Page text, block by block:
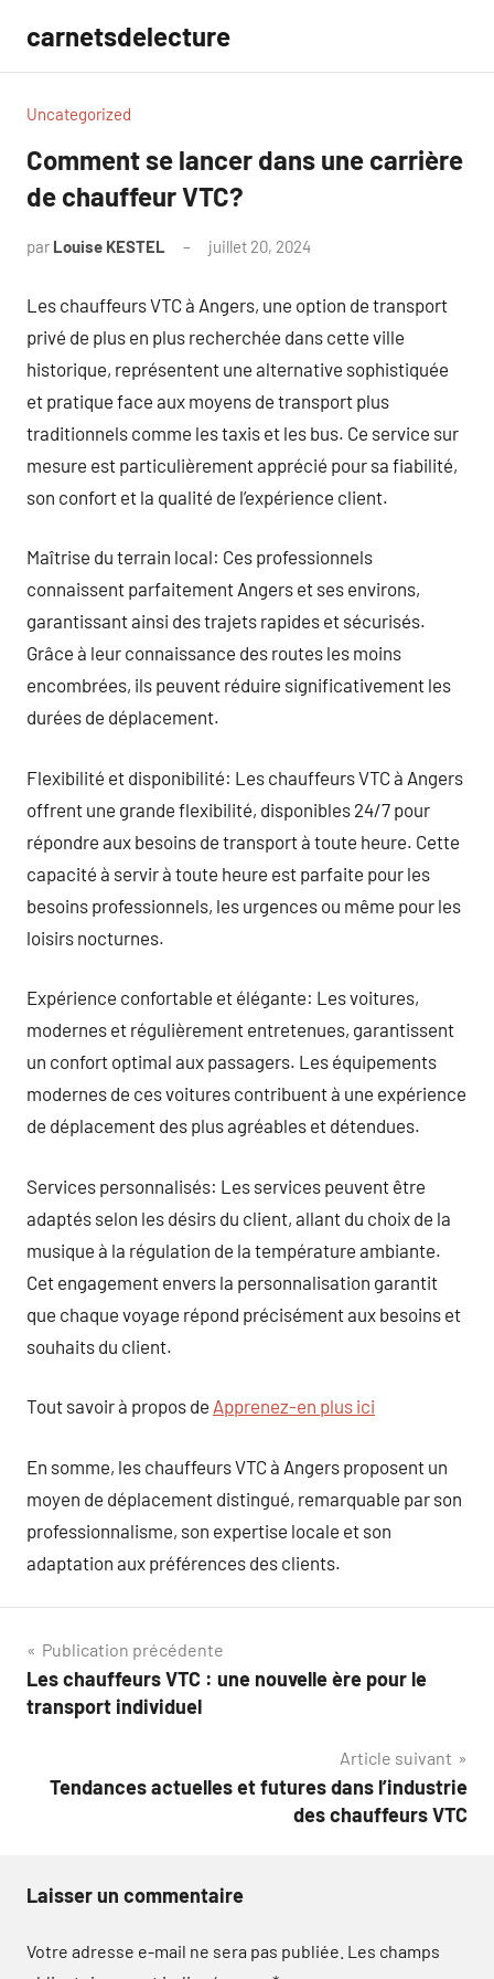
contenu
carnetsdelecture
Uncategorized
Comment se lancer dans une carrière
de chauffeur VTC?
par Louise KESTEL juillet 20, 2024
Les chauffeurs VTC à Angers, une option de transport
privé de plus en plus recherchée dans cette ville
historique, représentent une alternative sophistiquée
et pratique face aux moyens de transport plus
traditionnels comme les taxis et les bus. Ce service sur
mesure est particulièrement apprécié pour sa fiabilité,
son confort et la qualité de l’expérience client.
Maîtrise du terrain local: Ces professionnels
connaissent parfaitement Angers et ses environs,
garantissant ainsi des trajets rapides et sécurisés.
Grâce à leur connaissance des routes les moins
encombrées, ils peuvent réduire significativement les
durées de déplacement.
Flexibilité et disponibilité: Les chauffeurs VTC à Angers
offrent une grande flexibilité, disponibles 24/7 pour
répondre aux besoins de transport à toute heure. Cette
capacité à servir à toute heure est parfaite pour les
besoins professionnels, les urgences ou même pour les
loisirs nocturnes.
Expérience confortable et élégante: Les voitures,
modernes et régulièrement entretenues, garantissent
un confort optimal aux passagers. Les équipements
modernes de ces voitures contribuent à une expérience
de déplacement des plus agréables et détendues.
Services personnalisés: Les services peuvent être
adaptés selon les désirs du client, allant du choix de la
musique à la régulation de la température ambiante.
Cet engagement envers la personnalisation garantit
que chaque voyage répond précisément aux besoins et
souhaits du client.
Tout savoir à propos de Apprenez-en plus ici
En somme, les chauffeurs VTC à Angers proposent un
moyen de déplacement distingué, remarquable par son
professionnalisme, son expertise locale et son
adaptation aux préférences des clients.
Navigation
de
Publication précédente
Les chauffeurs VTC : une nouvelle ère pour le
transport individuel
Article suivant
Tendances actuelles et futures dans l’industrie
des chauffeurs VTC
Laisser un commentaire
Votre adresse e-mail ne sera pas publiée. Les champs